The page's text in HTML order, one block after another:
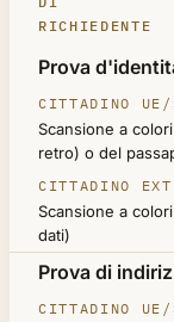
RICHIEDENTE
DOCUMENTO
CITTADINO UE/
CITTADINO
Prova
Scansione a
retro) o del
Scansione a
dati)
Prova di